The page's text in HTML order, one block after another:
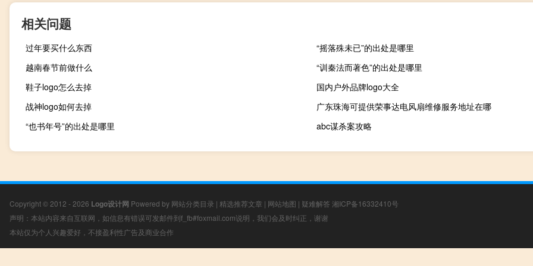
相关问题
过年要买什么东西
“摇落殊未已”的出处是哪里
越南春节前做什么
“训秦法而著色”的出处是哪里
鞋子logo怎么去掉
国内户外品牌logo大全
战神logo如何去掉
广东珠海可提供荣事达电风扇维修服务地址在哪
“也书年号”的出处是哪里
abc谋杀案攻略
Copyright © 2012 - 2026 Logo设计网 Powered by 网站分类目录 | 精选推荐文章 | 网站地图 | 疑难解答 湘ICP备16332410号
声明：本站内容来自互联网，如信息有错误可发邮件到f_fb#foxmail.com说明，我们会及时纠正，谢谢
本站仅为个人兴趣爱好，不接盈利性广告及商业合作